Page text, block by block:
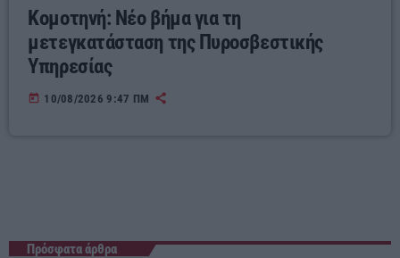
Κομοτηνή: Νέο βήμα για τη
μετεγκατάσταση της Πυροσβεστικής
Υπηρεσίας
today 10/08/2026 9:47 ΠΜ
Πρόσφατα άρθρα